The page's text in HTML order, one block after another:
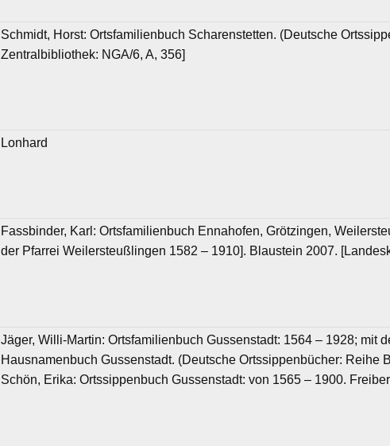
Schmidt, Horst: Ortsfamilienbuch Scharenstetten. (Deutsche
Zentralbibliothek: NGA/6, A, 356]
Lonhard
Fassbinder, Karl: Ortsfamilienbuch Ennahofen, Grötzingen,
der Pfarrei Weilersteußlingen 1582 – 1910]. Blaustein 2007.
Jäger, Willi-Martin: Ortsfamilienbuch Gussenstadt: 1564 – 1928;
Hausnamenbuch Gussenstadt. (Deutsche Ortssippenbücher:
Schön, Erika: Ortssippenbuch Gussenstadt: von 1565 – 1900.